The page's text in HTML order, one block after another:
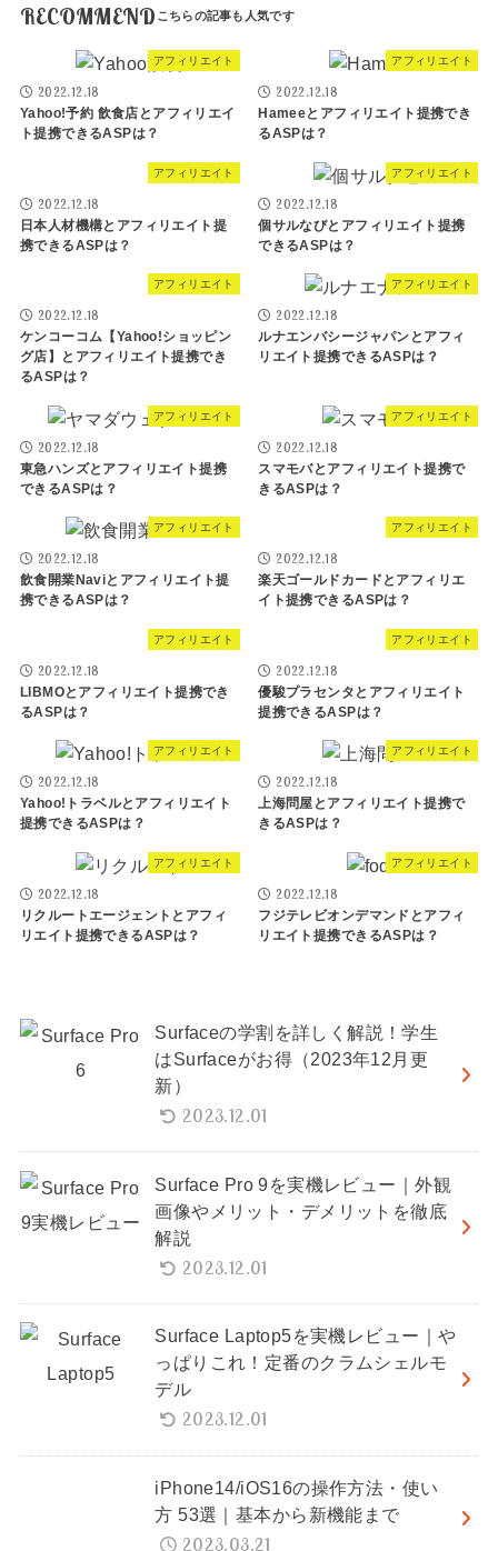
RECOMMEND
アフィリエイト
2022.12.18
Yahoo!予約 飲食店とアフィリエイ
ト提携できるASPは？
アフィリエイト
2022.12.18
Hameeとアフィリエイト提携でき
るASPは？
アフィリエイト
2022.12.18
日本人材機構とアフィリエイト提
携できるASPは？
アフィリエイト
2022.12.18
個サルなびとアフィリエイト提携
できるASPは？
アフィリエイト
2022.12.18
ケンコーコム【Yahoo!ショッピン
グ店】とアフィリエイト提携でき
るASPは？
アフィリエイト
2022.12.18
ルナエンバシージャパンとアフィ
リエイト提携できるASPは？
アフィリエイト
2022.12.18
東急ハンズとアフィリエイト提携
できるASPは？
アフィリエイト
2022.12.18
スマモバとアフィリエイト提携で
きるASPは？
アフィリエイト
2022.12.18
飲食開業Naviとアフィリエイト提
携できるASPは？
アフィリエイト
2022.12.18
楽天ゴールドカードとアフィリエ
イト提携できるASPは？
アフィリエイト
2022.12.18
LIBMOとアフィリエイト提携でき
るASPは？
アフィリエイト
2022.12.18
優駿プラセンタとアフィリエイト
提携できるASPは？
アフィリエイト
2022.12.18
Yahoo!トラベルとアフィリエイト
提携できるASPは？
アフィリエイト
2022.12.18
上海問屋とアフィリエイト提携で
きるASPは？
アフィリエイト
2022.12.18
リクルートエージェントとアフィ
リエイト提携できるASPは？
アフィリエイト
2022.12.18
フジテレビオンデマンドとアフィ
リエイト提携できるASPは？
Surfaceの学割を詳しく解説！学生
はSurfaceがお得（2023年12月更
新）
2023.12.01
Surface Pro 9を実機レビュー｜外観
画像やメリット・デメリットを徹底
解説
2023.12.01
Surface Laptop5を実機レビュー｜や
っぱりこれ！定番のクラムシェルモ
デル
2023.12.01
iPhone14/iOS16の操作方法・使い
方 53選｜基本から新機能まで
2023.03.21